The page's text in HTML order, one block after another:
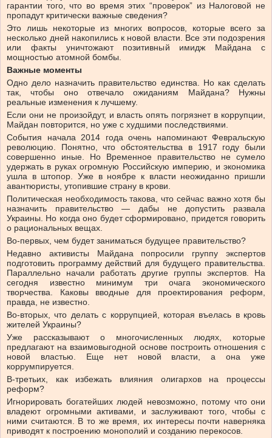
гарантии того, что во время этих “проверок” из Налоговой не
пропадут критически важные сведения?
Это лишь некоторые из многих вопросов, которые всего за
несколько дней накопились к новой власти. Все эти подозрения
или факты уничтожают позитивный имидж Майдана с
мощностью атомной бомбы.
Важные моменты
Одно дело назначить правительство единства. Но как сделать
так, чтобы оно отвечало ожиданиям Майдана? Нужны
реальные изменения к лучшему.
Если они не произойдут, и власть опять погрязнет в коррупции,
Майдан повторится, но уже с худшими последствиями.
События начала 2014 года очень напоминают Февральскую
революцию. Понятно, что обстоятельства в 1917 году были
совершенно иные. Но Временное правительство не сумело
удержать в руках огромную Российскую империю, и экономика
ушла в штопор. Уже в ноябре к власти неожиданно пришли
авантюристы, утопившие страну в крови.
Политическая необходимость такова, что сейчас важно хотя бы
назначить правительство — дабы не допустить развала
Украины. Но когда оно будет сформировано, придется говорить
о рациональных вещах.
Во-первых, чем будет заниматься будущее правительство?
Недавно активисты Майдана попросили группу экспертов
подготовить программу действий для будущего правительства.
Параллельно начали работать другие группы экспертов. На
сегодня известно минимум три очага экономического
творчества. Каковы вводные для проектирования реформ,
правда, не известно.
Во-вторых, что делать с коррупцией, которая въелась в кровь
жителей Украины?
Уже рассказывают о многочисленных людях, которые
предлагают на взаимовыгодной основе построить отношения с
новой властью. Еще нет новой власти, а она уже
коррумпируется.
В-третьих, как избежать влияния олигархов на процессы
реформ?
Игнорировать богатейших людей невозможно, потому что они
владеют огромными активами, и заслуживают того, чтобы с
ними считаются. В то же время, их интересы почти наверняка
приводят к построению монополий и созданию перекосов.